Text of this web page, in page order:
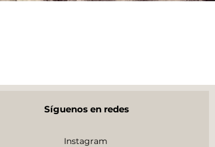
Síguenos en redes
Instagram